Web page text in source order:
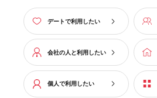
デートで利用したい
会社の人と利用したい
個人で利用したい